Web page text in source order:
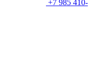
+7 985 410-